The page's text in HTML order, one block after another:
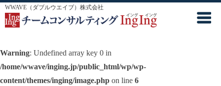
WWAVE（ダブルウエイブ）株式会社
Warning: Undefined array key 0 in
/home/wwave/inging.jp/public_html/wp/wp-
content/themes/inging/image.php on line 6